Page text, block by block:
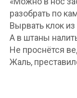
разобрать по
Вырвать клок
А в штаны
Не проснётся
Жаль,